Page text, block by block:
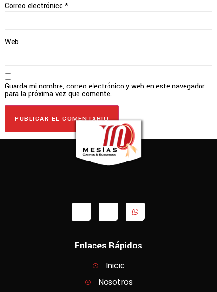
Correo electrónico *
Web
Guarda mi nombre, correo electrónico y web en este navegador
para la próxima vez que comente.
Enlaces Rápidos
Inicio
Nosotros